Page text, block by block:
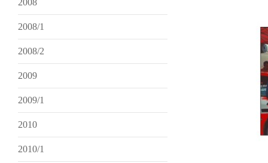
2008
2008/1
2008/2
2009
2009/1
2010
2010/1